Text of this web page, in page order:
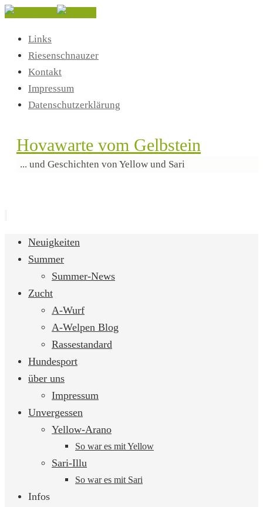
Links
Riesenschnauzer
Kontakt
Impressum
Datenschutzerklärung
Hovawarte vom Gelbstein
... und Geschichten von Yellow und Sari
Zum
Inhalt
Neuigkeiten
Summer
Summer-News
Zucht
A-Wurf
A-Welpen Blog
Rassestandard
Hundesport
über uns
Impressum
Unvergessen
Yellow-Arano
So war es mit Yellow
Sari-Illu
So war es mit Sari
Infos